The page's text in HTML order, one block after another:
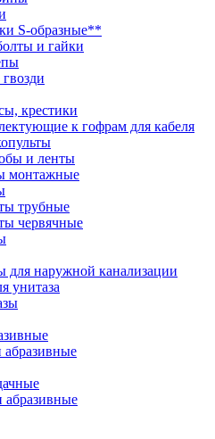
S-образные**
и гайки
крестики
к гофрам для кабеля
и ленты
монтажные
трубные
червячные
для наружной канализации
унитаза
абразивные
абразивные